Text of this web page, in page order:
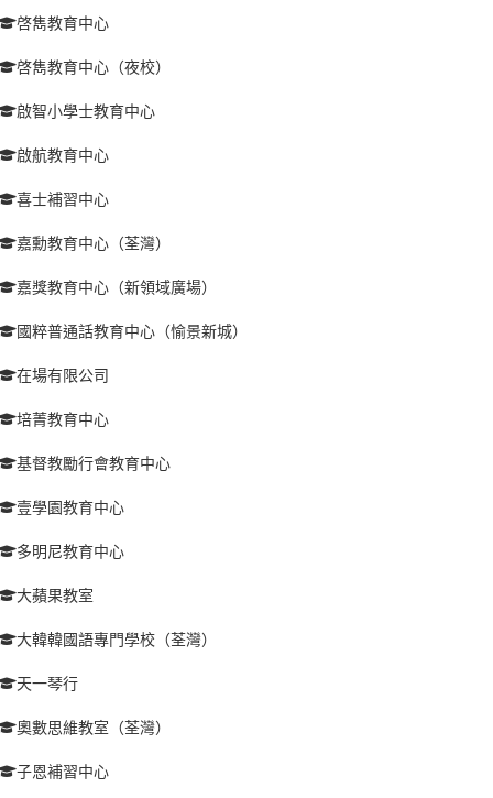
啓雋教育中心
啓雋教育中心（夜校）
啟智小學士教育中心
啟航教育中心
喜士補習中心
嘉勳教育中心（荃灣）
嘉獎教育中心（新領域廣場）
國粹普通話教育中心（愉景新城）
在場有限公司
培菁教育中心
基督教勵行會教育中心
壹學園教育中心
多明尼教育中心
大蘋果教室
大韓韓國語專門學校（荃灣）
天一琴行
奧數思維教室（荃灣）
子恩補習中心